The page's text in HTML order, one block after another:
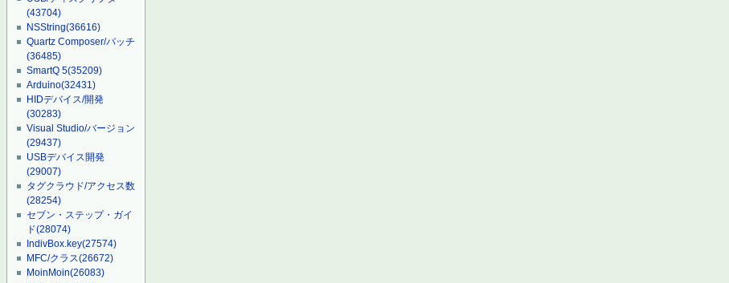
(43704)
NSString(36616)
Quartz Composer/パッチ
(36485)
SmartQ 5(35209)
Arduino(32431)
HIDデバイス/開発
(30283)
Visual Studio/バージョン
(29437)
USBデバイス開発
(29007)
タグクラウド/アクセス数
(28254)
セブン・ステップ・ガイ
ド(28074)
IndivBox.key(27574)
MFC/クラス(26672)
MoinMoin(26083)